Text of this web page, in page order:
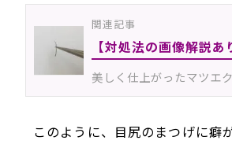
関連記事
【対処法の画像解説
美しく仕上がったマツエ
このように、目尻のまつげに癖